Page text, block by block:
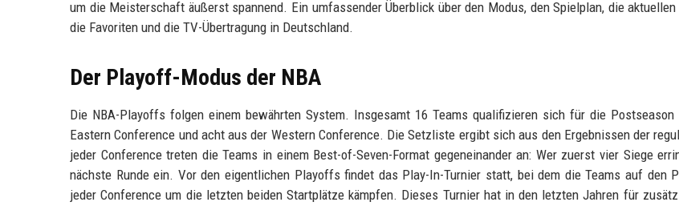
um die Meisterschaft äußerst spannend. Ein umfassender Überblick über den Modus, den Spielplan, die
die Favoriten und die TV-Übertragung in Deutschland.
Der Playoff-Modus der NBA
Die NBA-Playoffs folgen einem bewährten System. Insgesamt 16 Teams qualifizieren sich für die
Eastern Conference und acht aus der Western Conference. Die Setzliste ergibt sich aus den Ergebnissen der
jeder Conference treten die Teams in einem Best-of-Seven-Format gegeneinander an: Wer zuerst vier Siege
nächste Runde ein. Vor den eigentlichen Playoffs findet das Play-In-Turnier statt, bei dem die Teams auf den
jeder Conference um die letzten beiden Startplätze kämpfen. Dieses Turnier hat in den letzten Jahren für